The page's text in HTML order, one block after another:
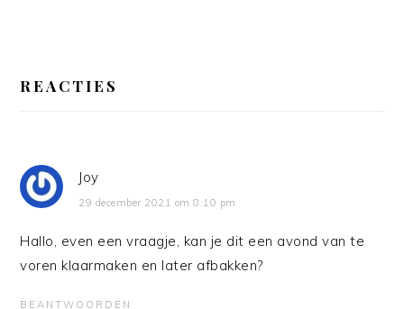
INTERACTIES
REACTIES
Joy
29 december 2021 om 8:10 pm
Hallo, even een vraagje, kan je dit een avond van te
voren klaarmaken en later afbakken?
BEANTWOORDEN